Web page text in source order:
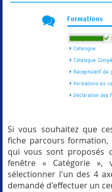
Si vous souhaitez que
fiche parcours formation,
qui vous sont proposés
fenêtre « Catégorie »,
sélectionner l'un des 4
demandé d'effectuer un